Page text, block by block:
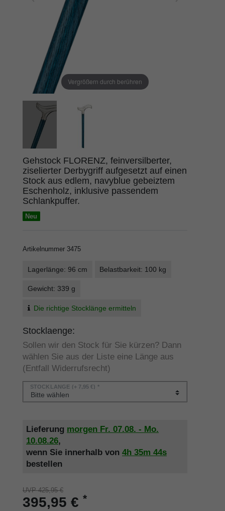
Vergrößern durch berühren
Gehstock FLORENZ, feinversilberter,
ziselierter Derbygriff aufgesetzt auf einen
Stock aus edlem, navyblue gebeiztem
Eschenholz, inklusive passendem
Schlankpuffer.
Neu
Artikelnummer 3475
Lagerlänge: 96 cm Belastbarkeit: 100 kg
Gewicht: 339 g
Die richtige Stocklänge ermitteln
Stocklaenge:
Sollen wir den Stock für Sie kürzen? Dann
wählen Sie aus der Liste eine Länge aus
(Entfall Widerrufsrecht)
STOCKLÄNGE (+ 7,95 €) *
Lieferung morgen Fr. 07.08. - Mo.
10.08.26,
wenn Sie innerhalb von 4h 35m 44s
bestellen
UVP 425,95 €
395,95 € *